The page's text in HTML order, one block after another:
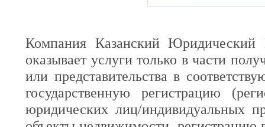
Компания Казанский Юридический
оказывает услуги только в части
или представительства в
государственную регистрацию
юридических лиц/индивидуальных